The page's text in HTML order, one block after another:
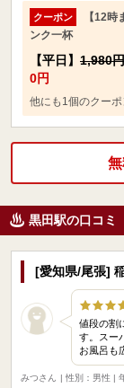
クーポン
【12
ンク一杯
【平日】 1,980円
0円
他にも1個のクーポ
黒田駅の口コミ
[愛知県/尾張]
値段の割
す。スー
お風呂も
みつさん
| 性別：男性 |